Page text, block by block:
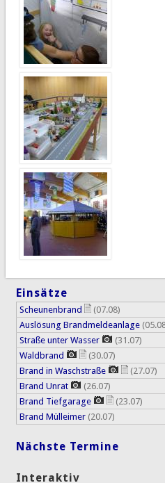
Einsätze
Scheunenbrand
(07.08)
Auslösung Brandmeldeanlage
Straße unter Wasser
(31.07)
Waldbrand
(30.07)
Brand in Waschstraße
(27.07)
Brand Unrat
(26.07)
Brand Tiefgarage
(23.07)
Brand Mülleimer (20.07)
Nächste Termine
Interaktiv